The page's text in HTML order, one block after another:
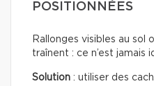
POSITIONNÉES
Rallonges visibles au sol
traînent : ce n’est jamais
Solution : utiliser des